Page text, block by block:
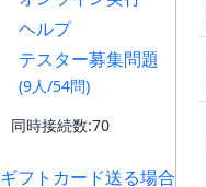
ヘルプ
テスター募集問題
(9人/54問)
同時接続数:70
ギフトカード送る場合